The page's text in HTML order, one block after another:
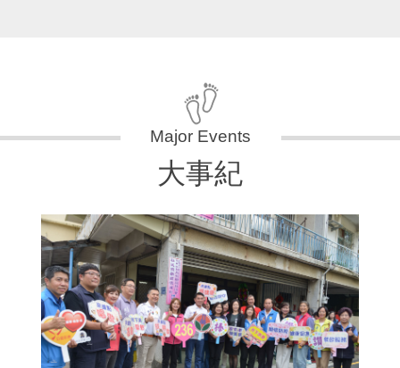
大事紀